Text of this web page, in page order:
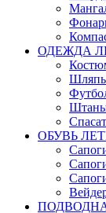
ОДЕЖДА
ОБУВЬ